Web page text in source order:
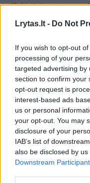
Lrytas.lt - Do Not
If you wish to opt-out
processing of your
targeted advertising by
section to confirm your
opt-out request is
interest-based ads
us or personal
your opt-out. You may
disclosure of your
IAB’s list of
also be disclosed by
Downstream
Išskirtinės moterys:
Sankryžoje
Įkliuvo sauskelnėmis
sukčiai